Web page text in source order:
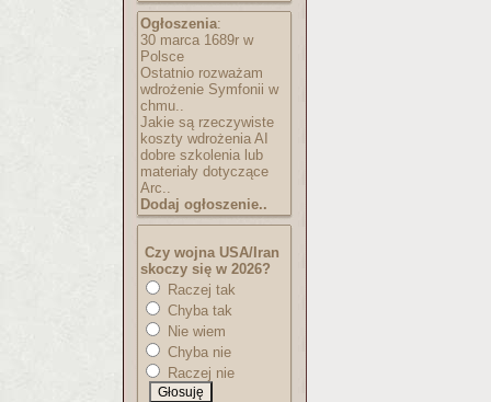
Ogłoszenia:
30 marca 1689r w
Polsce
Ostatnio rozważam
wdrożenie Symfonii w
chmu..
Jakie są rzeczywiste
koszty wdrożenia AI
dobre szkolenia lub
materiały dotyczące
Arc..
Dodaj ogłoszenie..
Czy wojna USA/Iran
skoczy się w 2026?
Raczej tak
Chyba tak
Nie wiem
Chyba nie
Raczej nie